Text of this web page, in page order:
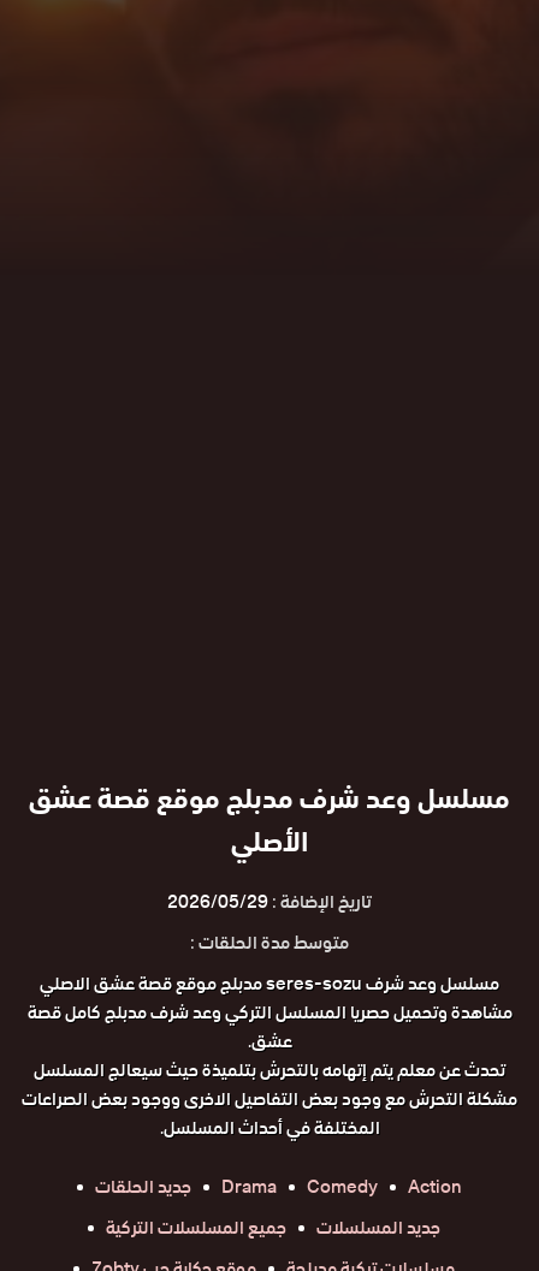
مسلسل وعد شرف مدبلج موقع قصة عشق
الأصلي
تاريخ الإضافة :2026/05/29
متوسط مدة الحلقات :
مسلسل وعد شرف seres-sozu مدبلج موقع قصة عشق الاصلي
مشاهدة وتحميل حصريا المسلسل التركي وعد شرف مدبلج كامل قصة
عشق.
تحدث عن معلم يتم إتهامه بالتحرش بتلميذة حيث سيعالج المسلسل
مشكلة التحرش مع وجود بعض التفاصيل الاخرى ووجود بعض الصراعات
المختلفة في أحداث المسلسل.
Action
Comedy
Drama
جديد الحلقات
جديد المسلسلات
جميع المسلسلات التركية